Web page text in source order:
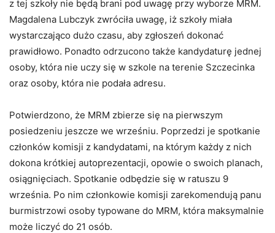
z tej szkoły nie będą brani pod uwagę przy wyborze MRM.
Magdalena Lubczyk zwróciła uwagę, iż szkoły miała
wystarczająco dużo czasu, aby zgłoszeń dokonać
prawidłowo. Ponadto odrzucono także kandydaturę jednej
osoby, która nie uczy się w szkole na terenie Szczecinka
oraz osoby, która nie podała adresu.
Potwierdzono, że MRM zbierze się na pierwszym
posiedzeniu jeszcze we wrześniu. Poprzedzi je spotkanie
członków komisji z kandydatami, na którym każdy z nich
dokona krótkiej autoprezentacji, opowie o swoich planach,
osiągnięciach. Spotkanie odbędzie się w ratuszu 9
września. Po nim członkowie komisji zarekomendują panu
burmistrzowi osoby typowane do MRM, która maksymalnie
może liczyć do 21 osób.